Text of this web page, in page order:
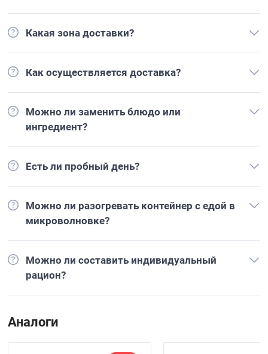
Какая зона доставки?
Как осуществляется доставка?
Можно ли заменить блюдо или
ингредиент?
Есть ли пробный день?
Можно ли разогревать контейнер с едой в
микроволновке?
Можно ли составить индивидуальный
рацион?
Аналоги